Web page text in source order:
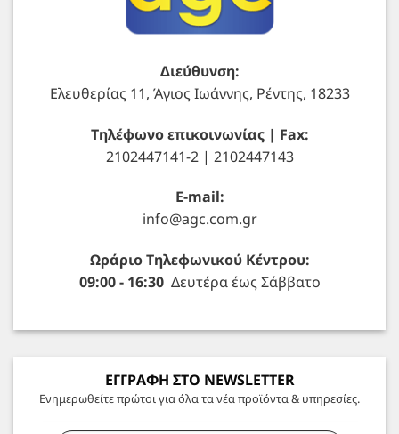
Διεύθυνση:
Ελευθερίας 11, Άγιος Ιωάννης, Ρέντης, 18233
Τηλέφωνο επικοινωνίας | Fax:
2102447141-2 | 2102447143
E-mail:
info@agc.com.gr
Ωράριο Τηλεφωνικού Κέντρου:
09:00 - 16:30Δευτέρα έως Σάββατο
ΕΓΓΡΑΦΗ ΣΤΟ NEWSLETTER
Ενημερωθείτε πρώτοι για όλα τα νέα προϊόντα & υπηρεσίες.